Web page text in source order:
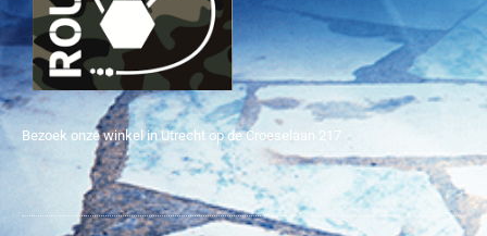
Bezoek onze winkel in Utrecht op de Croeselaan 217